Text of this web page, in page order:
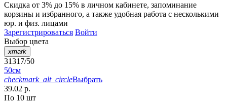
Скидка от 3% до 15% в личном кабинете, запоминание
корзины и избранного, а также удобная работа с несколькими
юр. и физ. лицами
Зарегистрироваться Войти
Выбор цвета
xmark
31317/50
50см
checkmark_alt_circleВыбрать
39.02 р.
По 10 шт